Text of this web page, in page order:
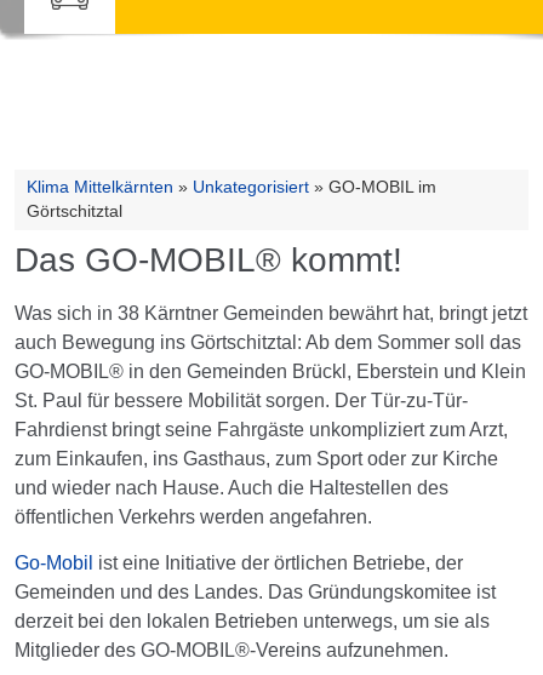
Klima Mittelkärnten » Unkategorisiert » GO-MOBIL im
Görtschitztal
Das GO-MOBIL® kommt!
Was sich in 38 Kärntner Gemeinden bewährt hat, bringt jetzt
auch Bewegung ins Görtschitztal: Ab dem Sommer soll das
GO-MOBIL® in den Gemeinden Brückl, Eberstein und Klein
St. Paul für bessere Mobilität sorgen. Der Tür-zu-Tür-
Fahrdienst bringt seine Fahrgäste unkompliziert zum Arzt,
zum Einkaufen, ins Gasthaus, zum Sport oder zur Kirche
und wieder nach Hause. Auch die Haltestellen des
öffentlichen Verkehrs werden angefahren.
Go-Mobil ist eine Initiative der örtlichen Betriebe, der
Gemeinden und des Landes. Das Gründungskomitee ist
derzeit bei den lokalen Betrieben unterwegs, um sie als
Mitglieder des GO-MOBIL®-Vereins aufzunehmen.